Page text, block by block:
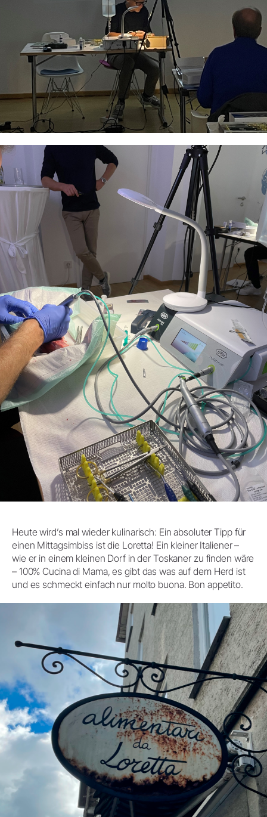
Heute wird’s mal wieder kulinarisch: Ein absoluter Tipp für
einen Mittagsimbiss ist die Loretta! Ein kleiner Italiener –
wie er in einem kleinen Dorf in der Toskaner zu finden wäre
– 100% Cucina di Mama, es gibt das was auf dem Herd ist
und es schmeckt einfach nur molto buona. Bon appetito.